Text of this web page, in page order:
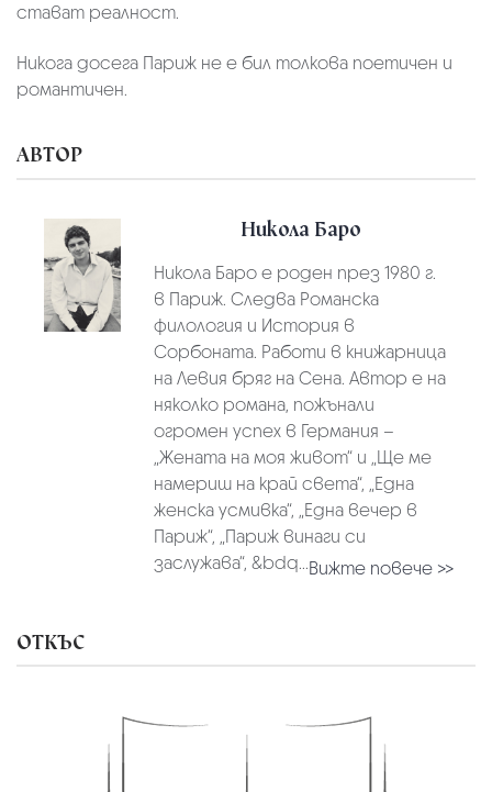
стават реалност.
Никога досега Париж не е бил толкова поетичен и
романтичен.
АВТОР
Никола Баро
Никола Баро е роден през 1980 г.
в Париж. Следва Романска
филология и История в
Сорбоната. Работи в книжарница
на Левия бряг на Сена. Автор е на
няколко романа, пожънали
огромен успех в Германия –
„Жената на моя живот“ и „Ще ме
намериш на край света“, „Една
женска усмивка“, „Една вечер в
Париж“, „Париж винаги си
заслужава“, &bdq...Вижте повече >>
ОТКЪС